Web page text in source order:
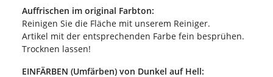
Auffrischen im original Farbton:
Reinigen Sie die Fläche mit unserem Reiniger.
Artikel mit der entsprechenden Farbe fein besprühen.
Trocknen lassen!
EINFÄRBEN (Umfärben) von Dunkel auf Hell: